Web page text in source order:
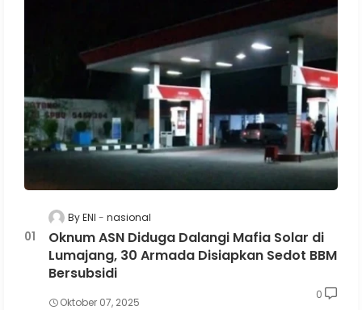
By ENI nasional
Oknum ASN Diduga Dalangi Mafia Solar di
Lumajang, 30 Armada Disiapkan Sedot BBM
Bersubsidi
Oktober 07, 2025
0